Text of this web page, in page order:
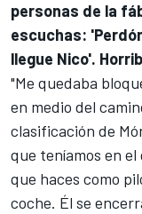
personas de la
escuchas:
llegue Nico'.
"Me quedaba
en medio del
clasificación de
que teníamos en
que haces como
coche. Él se